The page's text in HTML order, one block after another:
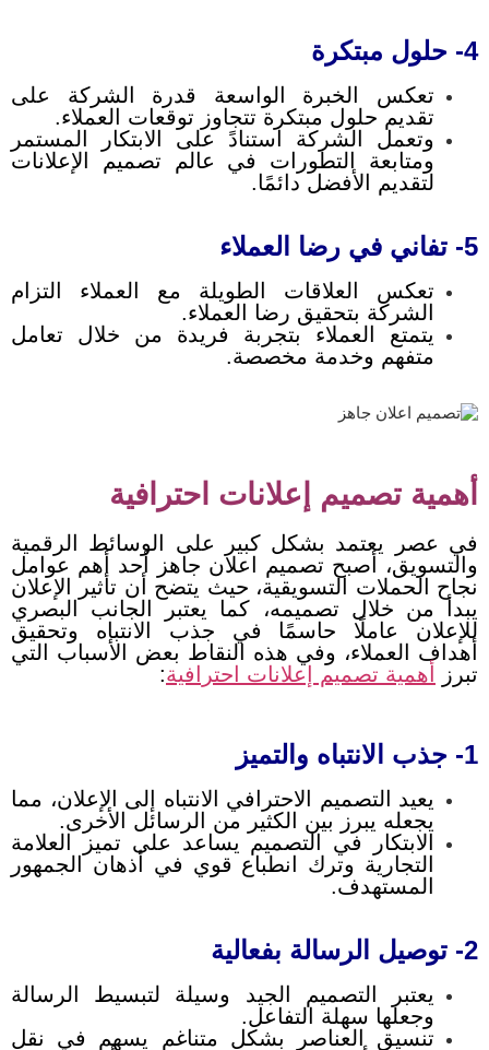
4- حلول مبتكرة
تعكس الخبرة الواسعة قدرة الشركة على
تقديم حلول مبتكرة تتجاوز توقعات العملاء.
وتعمل الشركة استنادً على الابتكار المستمر
ومتابعة التطورات في عالم تصميم الإعلانات
لتقديم الأفضل دائمًا.
5- تفاني في رضا العملاء
تعكس العلاقات الطويلة مع العملاء التزام
الشركة بتحقيق رضا العملاء.
يتمتع العملاء بتجربة فريدة من خلال تعامل
متفهم وخدمة مخصصة.
أهمية تصميم إعلانات احترافية
في عصر يعتمد بشكل كبير على الوسائط الرقمية
والتسويق، أصبح تصميم اعلان جاهز أحد أهم عوامل
نجاح الحملات التسويقية، حيث يتضح أن تأثير الإعلان
يبدأ من خلال تصميمه، كما يعتبر الجانب البصري
للإعلان عاملًا حاسمًا في جذب الانتباه وتحقيق
أهداف العملاء، وفي هذه النقاط بعض الأسباب التي
تبرز
أهمية تصميم إعلانات احترافية:
1- جذب الانتباه والتميز
يعيد التصميم الاحترافي الانتباه إلى الإعلان، مما
يجعله يبرز بين الكثير من الرسائل الأخرى.
الابتكار في التصميم يساعد على تميز العلامة
التجارية وترك انطباع قوي في أذهان الجمهور
المستهدف.
2- توصيل الرسالة بفعالية
يعتبر التصميم الجيد وسيلة لتبسيط الرسالة
وجعلها سهلة التفاعل.
تنسيق العناصر بشكل متناغم يسهم في نقل